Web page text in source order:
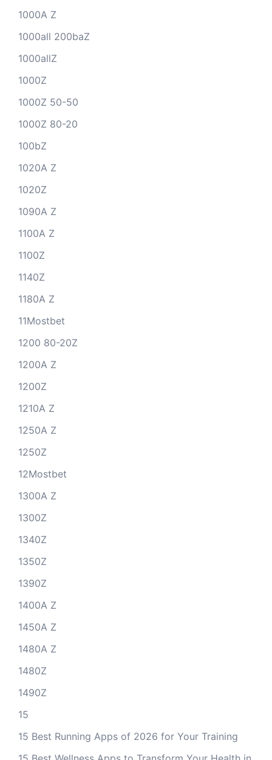
1000A Z
1000all 200baZ
1000allZ
1000Z
1000Z 50-50
1000Z 80-20
100bZ
1020A Z
1020Z
1090A Z
1100A Z
1100Z
1140Z
1180A Z
11Mostbet
1200 80-20Z
1200A Z
1200Z
1210A Z
1250A Z
1250Z
12Mostbet
1300A Z
1300Z
1340Z
1350Z
1390Z
1400A Z
1450A Z
1480A Z
1480Z
1490Z
15
15 Best Running Apps of 2026 for Your Training